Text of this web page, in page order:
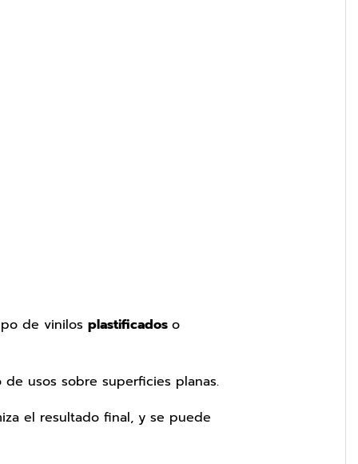
de vinilos plastificados o
usos sobre superficies planas.
el resultado final, y se puede